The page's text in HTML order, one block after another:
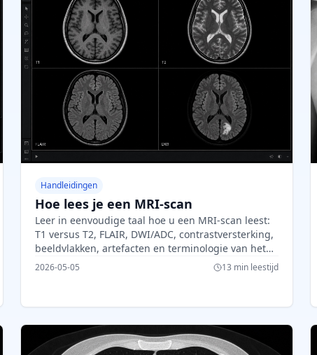
Handleidingen
Hoe lees je een MRI-scan
Leer in eenvoudige taal hoe u een MRI-scan leest:
T1 versus T2, FLAIR, DWI/ADC, contrastversterking,
beeldvlakken, artefacten en terminologie van het
verslag.
2026-05-05 13 min leestijd